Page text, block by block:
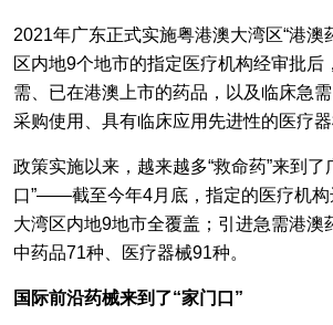
2021年广东正式实施粤港澳大湾区“港澳
区内地9个地市的指定医疗机构经审批后
需、已在港澳上市的药品，以及临床急
采购使用、具有临床应用先进性的医疗器
政策实施以来，越来越多“救命药”来到了
口”——截至今年4月底，指定的医疗机构
大湾区内地9地市全覆盖；引进急需港澳
中药品71种、医疗器械91种。
国际前沿药械来到了“家门口”